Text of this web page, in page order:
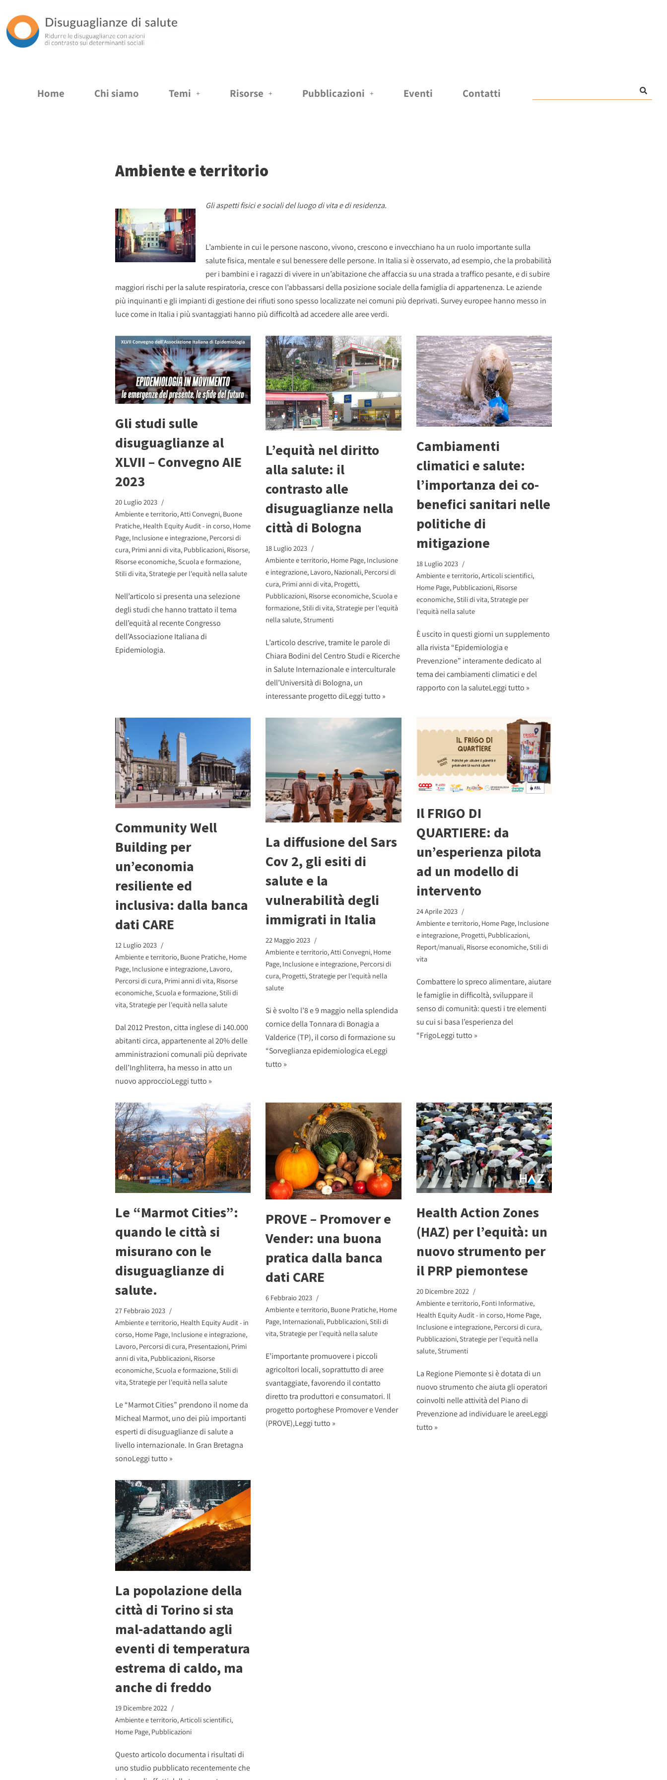
Vai
al
Home Chi siamo Temi Risorse Pubblicazioni Eventi Contatti
Ambiente e territorio
Gli aspetti fisici e sociali del luogo di vita e di residenza.
L’ambiente in cui le persone nascono, vivono, crescono e invecchiano ha un ruolo importante sulla
salute fisica, mentale e sul benessere delle persone. In Italia si è osservato, ad esempio, che la probabilità
per i bambini e i ragazzi di vivere in un’abitazione che affaccia su una strada a traffico pesante, e di subire
maggiori rischi per la salute respiratoria, cresce con l’abbassarsi della posizione sociale della famiglia di appartenenza. Le aziende
più inquinanti e gli impianti di gestione dei rifiuti sono spesso localizzate nei comuni più deprivati. Survey europee hanno messo in
luce come in Italia i più svantaggiati hanno più difficoltà ad accedere alle aree verdi.
Gli studi sulle
disuguaglianze al
XLVII – Convegno AIE
2023
20 Luglio 2023
Ambiente e territorio,Atti Convegni, Buone
Pratiche, Health Equity Audit - in corso, Home
Page, Inclusione e integrazione, Percorsi di
cura, Primi anni di vita, Pubblicazioni, Risorse,
Risorse economiche,Scuola e formazione,
Stili di vita,Strategie per l'equità nella salute
Nell’articolo si presenta una selezione
degli studi che hanno trattato il tema
dell’equità al recente Congresso
dell’Associazione Italiana di
Epidemiologia.
L’equità nel diritto
alla salute: il
contrasto alle
disuguaglianze nella
città di Bologna
18 Luglio 2023
Ambiente e territorio, Home Page, Inclusione
e integrazione, Lavoro, Nazionali, Percorsi di
cura, Primi anni di vita, Progetti,
Pubblicazioni, Risorse economiche,Scuola e
formazione,Stili di vita,Strategie per l'equità
nella salute,Strumenti
L’articolo descrive, tramite le parole di
Chiara Bodini del Centro Studi e Ricerche
in Salute Internazionale e interculturale
dell’Università di Bologna, un
interessante progetto diLeggi tutto »
Cambiamenti
climatici e salute:
l’importanza dei co-
benefici sanitari nelle
politiche di
mitigazione
18 Luglio 2023
Ambiente e territorio,Articoli scientifici,
Home Page, Pubblicazioni, Risorse
economiche,Stili di vita,Strategie per
l'equità nella salute
È uscito in questi giorni un supplemento
alla rivista “Epidemiologia e
Prevenzione” interamente dedicato al
tema dei cambiamenti climatici e del
rapporto con la saluteLeggi tutto »
Community Well
Building per
un’economia
resiliente ed
inclusiva: dalla banca
dati CARE
12 Luglio 2023
Ambiente e territorio, Buone Pratiche, Home
Page, Inclusione e integrazione, Lavoro,
Percorsi di cura, Primi anni di vita, Risorse
economiche,Scuola e formazione,Stili di
vita,Strategie per l'equità nella salute
Dal 2012 Preston, citta inglese di 140.000
abitanti circa, appartenente al 20% delle
amministrazioni comunali più deprivate
dell’Inghliterra, ha messo in atto un
nuovo approccioLeggi tutto »
La diffusione del Sars
Cov 2, gli esiti di
salute e la
vulnerabilità degli
immigrati in Italia
22 Maggio 2023
Ambiente e territorio,Atti Convegni, Home
Page, Inclusione e integrazione, Percorsi di
cura, Progetti,Strategie per l'equità nella
salute
Si è svolto l’8 e 9 maggio nella splendida
cornice della Tonnara di Bonagia a
Valderice (TP), il corso di formazione su
“Sorveglianza epidemiologica eLeggi
tutto »
Il FRIGO DI
QUARTIERE: da
un’esperienza pilota
ad un modello di
intervento
24 Aprile 2023
Ambiente e territorio, Home Page, Inclusione
e integrazione, Progetti, Pubblicazioni,
Report/manuali, Risorse economiche,Stili di
vita
Combattere lo spreco alimentare, aiutare
le famiglie in difficoltà, sviluppare il
senso di comunità: questi i tre elementi
su cui si basa l’esperienza del
“FrigoLeggi tutto »
Le “Marmot Cities”:
quando le città si
misurano con le
disuguaglianze di
salute.
27 Febbraio 2023
Ambiente e territorio, Health Equity Audit - in
corso, Home Page, Inclusione e integrazione,
Lavoro, Percorsi di cura, Presentazioni, Primi
anni di vita, Pubblicazioni, Risorse
economiche,Scuola e formazione,Stili di
vita,Strategie per l'equità nella salute
Le “Marmot Cities” prendono il nome da
Micheal Marmot, uno dei più importanti
esperti di disuguaglianze di salute a
livello internazionale. In Gran Bretagna
sonoLeggi tutto »
PROVE – Promover e
Vender: una buona
pratica dalla banca
dati CARE
6 Febbraio 2023
Ambiente e territorio, Buone Pratiche, Home
Page, Internazionali, Pubblicazioni,Stili di
vita,Strategie per l'equità nella salute
E’importante promuovere i piccoli
agricoltori locali, soprattutto di aree
svantaggiate, favorendo il contatto
diretto tra produttori e consumatori. Il
progetto portoghese Promover e Vender
(PROVE),Leggi tutto »
Health Action Zones
(HAZ) per l’equità: un
nuovo strumento per
il PRP piemontese
20 Dicembre 2022
Ambiente e territorio, Fonti Informative,
Health Equity Audit - in corso, Home Page,
Inclusione e integrazione, Percorsi di cura,
Pubblicazioni,Strategie per l'equità nella
salute,Strumenti
La Regione Piemonte si è dotata di un
nuovo strumento che aiuta gli operatori
coinvolti nelle attività del Piano di
Prevenzione ad individuare le areeLeggi
tutto »
La popolazione della
città di Torino si sta
mal-adattando agli
eventi di temperatura
estrema di caldo, ma
anche di freddo
19 Dicembre 2022
Ambiente e territorio,Articoli scientifici,
Home Page, Pubblicazioni
Questo articolo documenta i risultati di
uno studio pubblicato recentemente che